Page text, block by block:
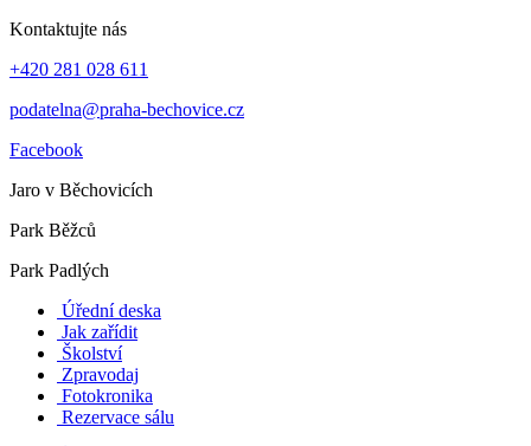
Kontaktujte nás
+420 281 028 611
podatelna@praha-bechovice.cz
Facebook
Jaro v Běchovicích
Park Běžců
Park Padlých
Úřední deska
Jak zařídit
Školství
Zpravodaj
Fotokronika
Rezervace sálu